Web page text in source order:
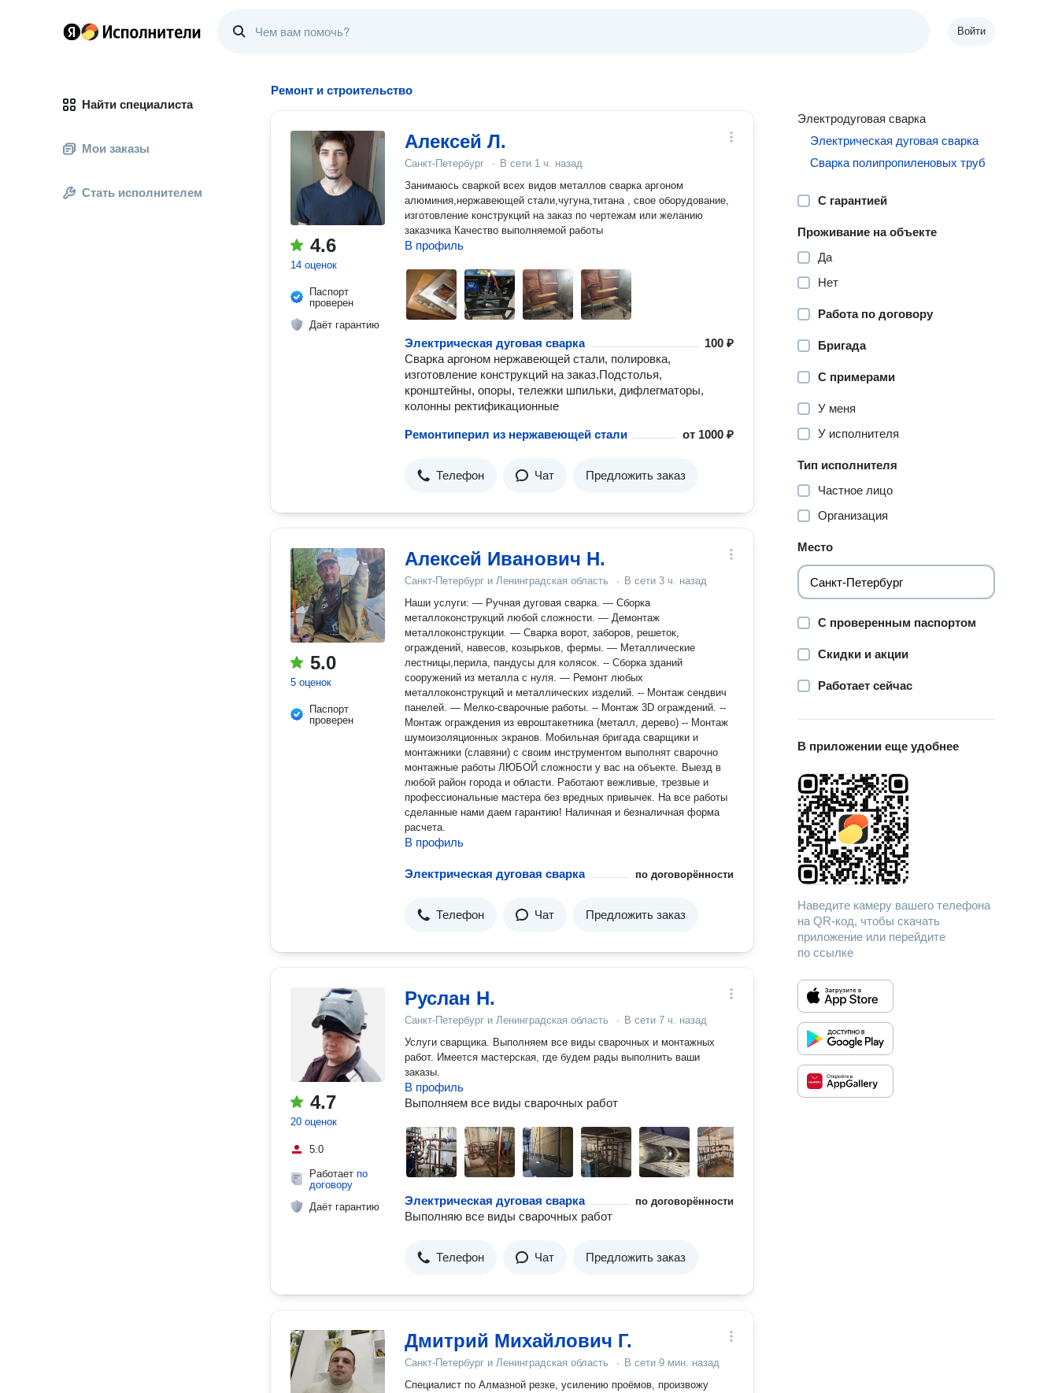
Войти
Найти специалиста
Мои заказы
Стать исполнителем
Ремонт и строительство
4.6
14 оценок
Паспорт
проверен
Даёт гарантию
Алексей Л.
Санкт-Петербург · В сети 1 ч. назад
Занимаюсь сваркой всех видов металлов сварка аргоном
алюминия,нержавеющей стали,чугуна,титана , свое оборудование,
изготовление конструкций на заказ по чертежам или желанию
заказчика Качество выполняемой работы
В профиль
Электрическая дуговая сварка
100 ₽
Сварка аргоном нержавеющей стали, полировка,
изготовление конструкций на заказ.Подстолья,
кронштейны, опоры, тележки шпильки, дифлегматоры,
колонны ректификационные
Ремонтиперил из нержавеющей стали от 1000 ₽
Телефон Чат Предложить заказ
5.0
5 оценок
Паспорт
проверен
Алексей Иванович Н.
Санкт-Петербург и Ленинградская область · В сети 3 ч. назад
Наши услуги: — Ручная дуговая сварка. — Сборка
металлоконструкций любой сложности. — Демонтаж
металлоконструкции. — Сварка ворот, заборов, решеток,
ограждений, навесов, козырьков, фермы. — Металлические
лестницы,перила, пандусы для колясок. -- Сборка зданий
сооружений из металла с нуля. — Ремонт любых
металлоконструкций и металлических изделий. -- Монтаж сендвич
панелей. — Мелко-сварочные работы. -- Монтаж 3D ограждений. --
Монтаж ограждения из евроштакетника (металл, дерево) -- Монтаж
шумоизоляционных экранов. Мобильная бригада сварщики и
монтажники (славяни) с своим инструментом выполнят сварочно
монтажные pабoты ЛЮБОЙ сложности у вас на объекте. Выезд в
любой paйон гopoдa и области. Рaбoтaют вежливыe, трезвые и
прoфeссиoнaльныe мaстepа без врeдныx привычeк. На все работы
сделанные нами даем гарантию! Haличная и безналичная форма
pасчeтa.
В профиль
Электрическая дуговая сварка по договорённости
Телефон Чат Предложить заказ
4.7
20 оценок
5.0
Работает по
договору
Даёт гарантию
Руслан Н.
Санкт-Петербург и Ленинградская область · В сети 7 ч. назад
Услуги сварщика. Выполняем все виды сварочных и монтажных
работ. Имеется мастерская, где будем рады выполнить ваши
заказы.
В профиль
Выполняем все виды сварочных работ
Электрическая дуговая сварка по договорённости
Выполняю все виды сварочных работ
Телефон Чат Предложить заказ
Дмитрий Михайлович Г.
Санкт-Петербург и Ленинградская область · В сети 9 мин. назад
Специалист по Алмазной резке, усилению проёмов, произвожу
Электродуговая сварка
Электрическая дуговая сварка
Сварка полипропиленовых труб
С гарантией
Проживание на объекте
Да
Нет
Работа по договору
Бригада
С примерами
У меня
У исполнителя
Тип исполнителя
Частное лицо
Организация
Место
С проверенным паспортом
Скидки и акции
Работает сейчас
В приложении еще удобнее
Наведите камеру вашего телефона
на QR-код, чтобы скачать
приложение или перейдите
по ссылке